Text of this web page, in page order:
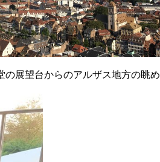
展望台からのアルザス地方の眺め